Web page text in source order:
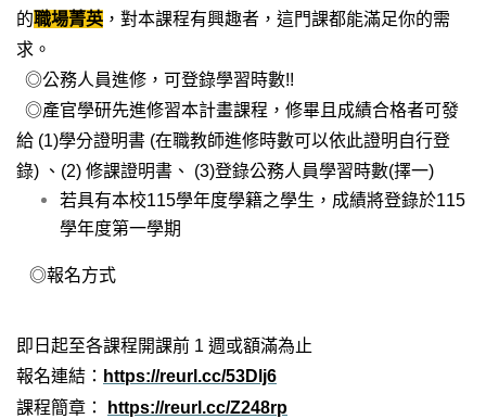
的職場菁英 ，對本課程有興趣者，這門課都能滿足你的需
求。
◎公務人員進修，可登錄學習時數!!
◎產官學研先進修習本計畫課程，修畢且成績合格者可發
給 (1)學分證明書 (在職教師進修時數可以依此證明自行登
錄) 、 (2) 修課證明書、 (3)登錄公務人員學習時數(擇一)
若具有本校115學年度學籍之學生，成績將登錄於115
學年度第一學期
◎報名方式
即日起至各課程開課前 1 週或額滿為止
報名連結： https://reurl.cc/53Dlj6
課程簡章：
https://reurl.cc/Z248rp